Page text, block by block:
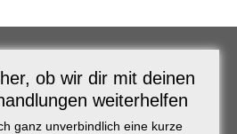
ob wir dir mit deinen
weiterhelfen
ganz unverbindlich eine kurze